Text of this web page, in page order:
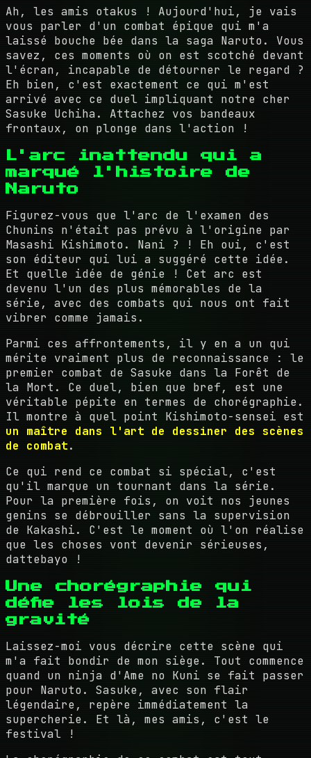
Ah, les amis otakus ! Aujourd'hui, je vais
vous parler d'un combat épique qui m'a
laissé bouche bée dans la saga Naruto. Vous
savez, ces moments où on est scotché devant
l'écran, incapable de détourner le regard ?
Eh bien, c'est exactement ce qui m'est
arrivé avec ce duel impliquant notre cher
Sasuke Uchiha. Attachez vos bandeaux
frontaux, on plonge dans l'action !
L'arc inattendu qui a
marqué l'histoire de
Naruto
Figurez-vous que l'arc de l'examen des
Chunins n'était pas prévu à l'origine par
Masashi Kishimoto. Nani ? ! Eh oui, c'est
son éditeur qui lui a suggéré cette idée.
Et quelle idée de génie ! Cet arc est
devenu l'un des plus mémorables de la
série, avec des combats qui nous ont fait
vibrer comme jamais.
Parmi ces affrontements, il y en a un qui
mérite vraiment plus de reconnaissance : le
premier combat de Sasuke dans la Forêt de
la Mort. Ce duel, bien que bref, est une
véritable pépite en termes de chorégraphie.
Il montre à quel point Kishimoto-sensei est
un maître dans l'art de dessiner des scènes
de combat.
Ce qui rend ce combat si spécial, c'est
qu'il marque un tournant dans la série.
Pour la première fois, on voit nos jeunes
genins se débrouiller sans la supervision
de Kakashi. C'est le moment où l'on réalise
que les choses vont devenir sérieuses,
dattebayo !
Une chorégraphie qui
défie les lois de la
gravité
Laissez-moi vous décrire cette scène qui
m'a fait bondir de mon siège. Tout commence
quand un ninja d'Ame no Kuni se fait passer
pour Naruto. Sasuke, avec son flair
légendaire, repère immédiatement la
supercherie. Et là, mes amis, c'est le
festival !